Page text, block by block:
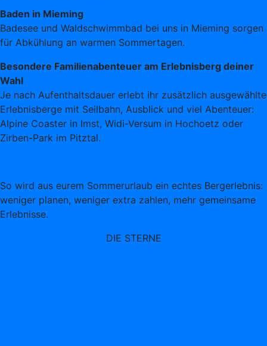
Baden in Mieming
Badesee und Waldschwimmbad bei uns in Mieming sorgen
für Abkühlung an warmen Sommertagen.
Besondere Familienabenteuer am Erlebnisberg deiner
Wahl
Je nach Aufenthaltsdauer erlebt ihr zusätzlich ausgewählte
Erlebnisberge mit Seilbahn, Ausblick und viel Abenteuer:
Alpine Coaster in Imst, Widi-Versum in Hochoetz oder
Zirben-Park im Pitztal.
So wird aus eurem Sommerurlaub ein echtes Bergerlebnis:
weniger planen, weniger extra zahlen, mehr gemeinsame
Erlebnisse.
DIE STERNE